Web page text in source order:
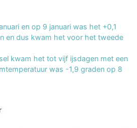
en op 9 januari was het +0,1
en dus kwam het voor het tweede
kwam het tot vijf ijsdagen met een
was -1,9 graden op 8